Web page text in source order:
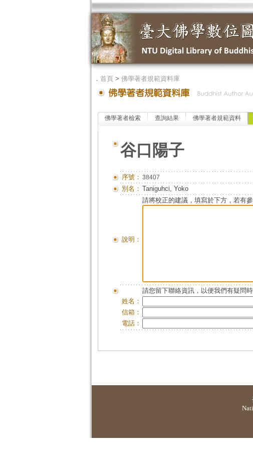
． 首頁> 佛學著者規範資料庫
佛學著者檢索 查詢結果 佛學著者規範資料
谷口陽子
序號： 38407
別名： Taniguhci, Yoko
說明：
請將校正的建議，填寫於下方，若有
請您留下聯絡資訊，以便我們有疑問
姓名：
信箱：
電話：